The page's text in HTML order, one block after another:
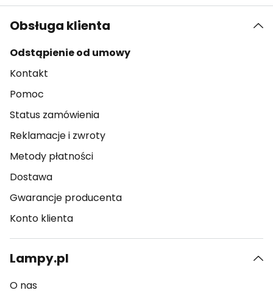
Obsługa klienta
Odstąpienie od umowy
Kontakt
Pomoc
Status zamówienia
Reklamacje i zwroty
Metody płatności
Dostawa
Gwarancje producenta
Konto klienta
Lampy.pl
O nas